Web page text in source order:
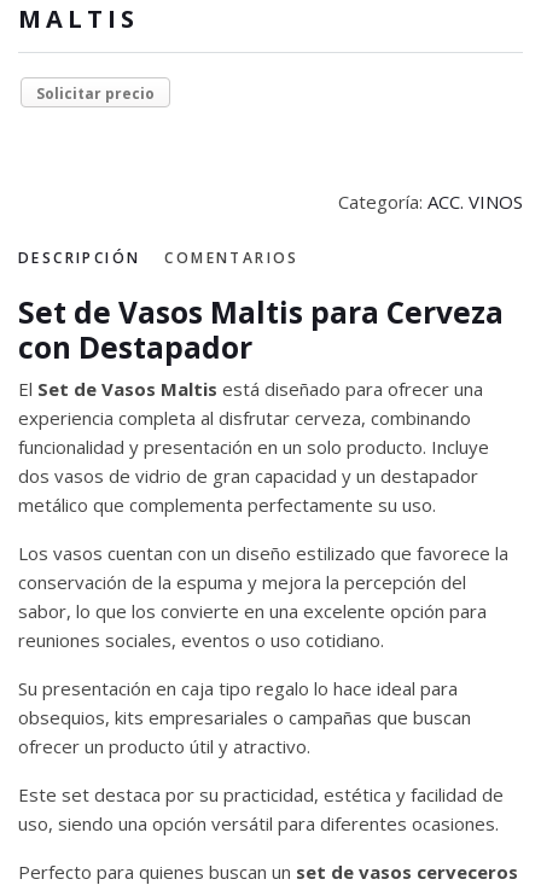
MALTIS
Solicitar precio
Categoría: ACC. VINOS
DESCRIPCIÓN COMENTARIOS
Set de Vasos Maltis para Cerveza
con Destapador
El Set de Vasos Maltis está diseñado para ofrecer una
experiencia completa al disfrutar cerveza, combinando
funcionalidad y presentación en un solo producto. Incluye
dos vasos de vidrio de gran capacidad y un destapador
metálico que complementa perfectamente su uso.
Los vasos cuentan con un diseño estilizado que favorece la
conservación de la espuma y mejora la percepción del
sabor, lo que los convierte en una excelente opción para
reuniones sociales, eventos o uso cotidiano.
Su presentación en caja tipo regalo lo hace ideal para
obsequios, kits empresariales o campañas que buscan
ofrecer un producto útil y atractivo.
Este set destaca por su practicidad, estética y facilidad de
uso, siendo una opción versátil para diferentes ocasiones.
Perfecto para quienes buscan un set de vasos cerveceros